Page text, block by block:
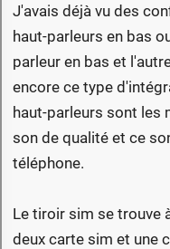
J'avais déjà vu des
haut-parleurs en bas
parleur en bas et
encore ce type
haut-parleurs sont les
son de qualité et ce
téléphone.
Le tiroir sim se trouve
deux carte sim et une